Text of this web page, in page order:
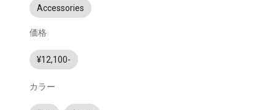
Accessories
価格
¥12,100-
カラー